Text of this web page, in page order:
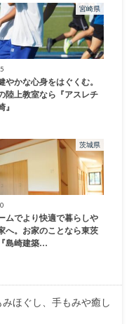
宮崎県
やかな心身をはぐくむ。
陸上教室なら『アスレチ
』
茨城県
ムでより快適で暮らしや
へ。お家のことなら東茨
島崎建築…
ほぐし、手もみや癒し